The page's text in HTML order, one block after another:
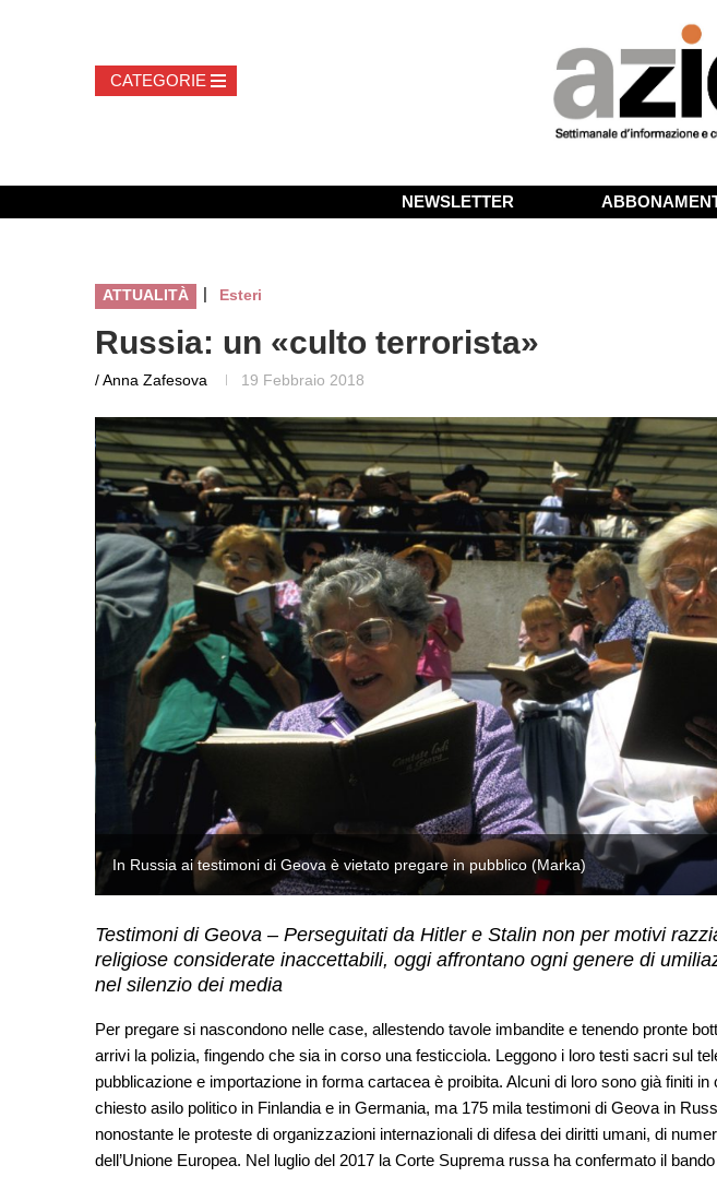
NEWSLETTER
ATTUALITÀ | Esteri
Russia: un «culto terrorista»
/ Anna Zafesova 19 Febbraio 2018
In Russia ai testimoni di Geova è vietato pregare in pubblico (Marka)
Testimoni di Geova – Perseguitati da Hitler e Stalin non per motivi
religiose considerate inaccettabili, oggi affrontano ogni genere di
nel silenzio dei media
Per pregare si nascondono nelle case, allestendo tavole imbandite e tenendo pronte
arrivi la polizia, fingendo che sia in corso una festicciola. Leggono i loro testi sacri sul
pubblicazione e importazione in forma cartacea è proibita. Alcuni di loro sono già finiti
chiesto asilo politico in Finlandia e in Germania, ma 175 mila testimoni di Geova in
nonostante le proteste di organizzazioni internazionali di difesa dei diritti umani, di
dell’Unione Europea. Nel luglio del 2017 la Corte Suprema russa ha confermato il